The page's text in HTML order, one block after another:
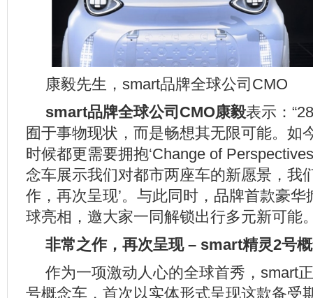
康毅先生，smart品牌全球公司CMO
smart品牌全球公司 CMO康毅表示：
囿于事物现状，而是畅想其无限可能。如
时候都更需要拥抱‘Change of
念车展示我们对都市两座车的新愿景，我
作，再次呈现’。与此同时，品牌首款豪
球亮相，邀大家一同解锁出行多元新可能
非常之作，再次呈现 – smart精灵2号
作为一项激动人心的全球首秀，smart
号概念车，首次以实体形式呈现这款备受